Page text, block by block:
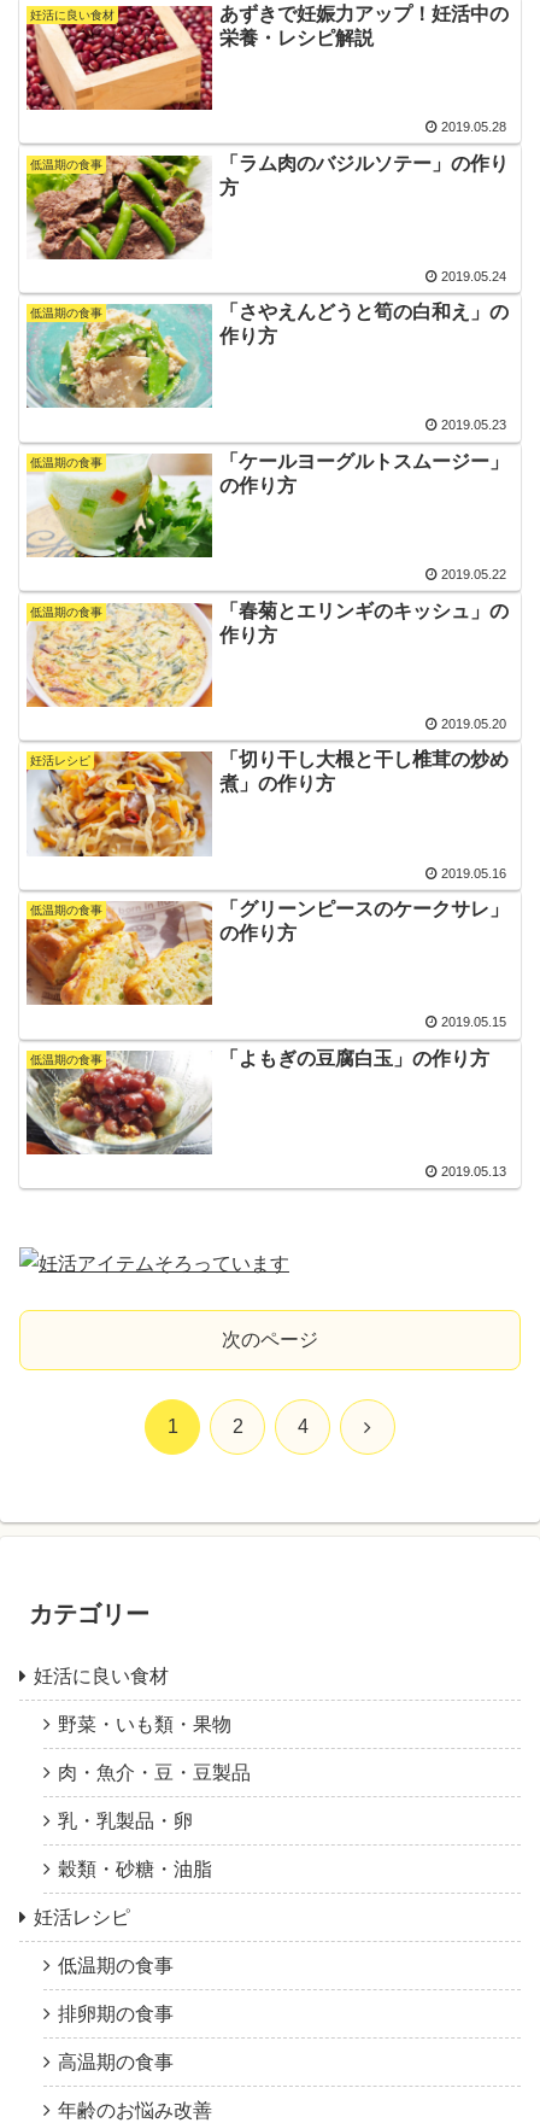
妊活に良い食材
あずきで妊娠力アップ！妊活中の
栄養・レシピ解説
2019.05.28
低温期の食事
「ラム肉のバジルソテー」の作り
方
2019.05.24
低温期の食事
「さやえんどうと筍の白和え」の
作り方
2019.05.23
低温期の食事
「ケールヨーグルトスムージー」
の作り方
2019.05.22
低温期の食事
「春菊とエリンギのキッシュ」の
作り方
2019.05.20
妊活レシピ
「切り干し大根と干し椎茸の炒め
煮」の作り方
2019.05.16
低温期の食事
「グリーンピースのケークサレ」
の作り方
2019.05.15
低温期の食事 「よもぎの豆腐白玉」の作り方
2019.05.13
次のページ
1 2 4 次
カテゴリー
妊活に良い食材
野菜・いも類・果物
肉・魚介・豆・豆製品
乳・乳製品・卵
穀類・砂糖・油脂
妊活レシピ
低温期の食事
排卵期の食事
高温期の食事
年齢のお悩み改善